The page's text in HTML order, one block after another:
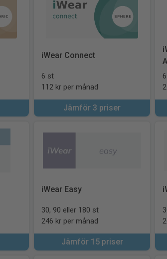
iWear Connect
6 st
112 kr per månad
Jämför 3 priser
iWear Easy
30, 90 eller 180 st
246 kr per månad
Jämför 15 priser